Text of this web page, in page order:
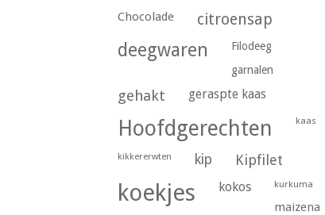
Chocolade citroensap
deegwaren
Filodeeg
garnalen
gehakt geraspte kaas
Hoofdgerechten kaas
kikkererwten kip Kipfilet
koekjes kokos kurkuma
maizena